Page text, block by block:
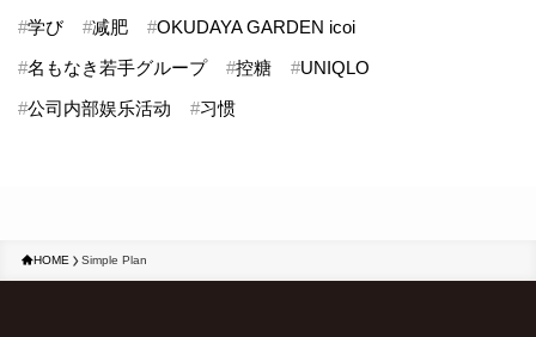
#学び #减肥 #OKUDAYA GARDEN icoi
#名もなき若手グループ #控糖 #UNIQLO
#公司内部娱乐活动 #习惯
HOME Simple Plan